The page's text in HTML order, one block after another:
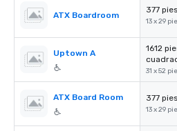
ATX Boardroom
377
13 x 29
Uptown A
1612
31 x 52
ATX Board Room 377
13 x 29